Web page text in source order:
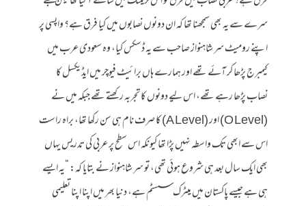
سرے سے یہ بھی سمجھنا تھا کہ ان دونوں نصابوں میں کیا فرق ہے؟ واپسی پر
اپنے رومیٹ سر شاہنواز صاحب سے یہ ڈسکس کیا، وہ سعودی عرب میں
کیمبرج پڑھا کر آئے تھے اور ہمارے ہاں برائیٹ فیوچر میں ایڈیکسل کا
نصاب پڑھا رہے تھے، اس لیے دونوں کا تجربہ رکھتے تھے جبکہ میں نے
(O Level) اور (A Level) کا صرف نام ہی سن رکھا تھا، براہ راست
اس سے ابھی تک واسطہ نہیں پڑا تھا کیونکہ اس سطح پر عربی کی تدریس یہاں
بھی ایک سال بعد ہی شروع ہوئی تھی، تو سر شاہنواز نے بتایا کہ: “یہ ایسے
ہی ہے جیسے پاکستان میں میٹرک سسٹم ہے، دنیا بھر میں اپنا اپنا تعلیمی